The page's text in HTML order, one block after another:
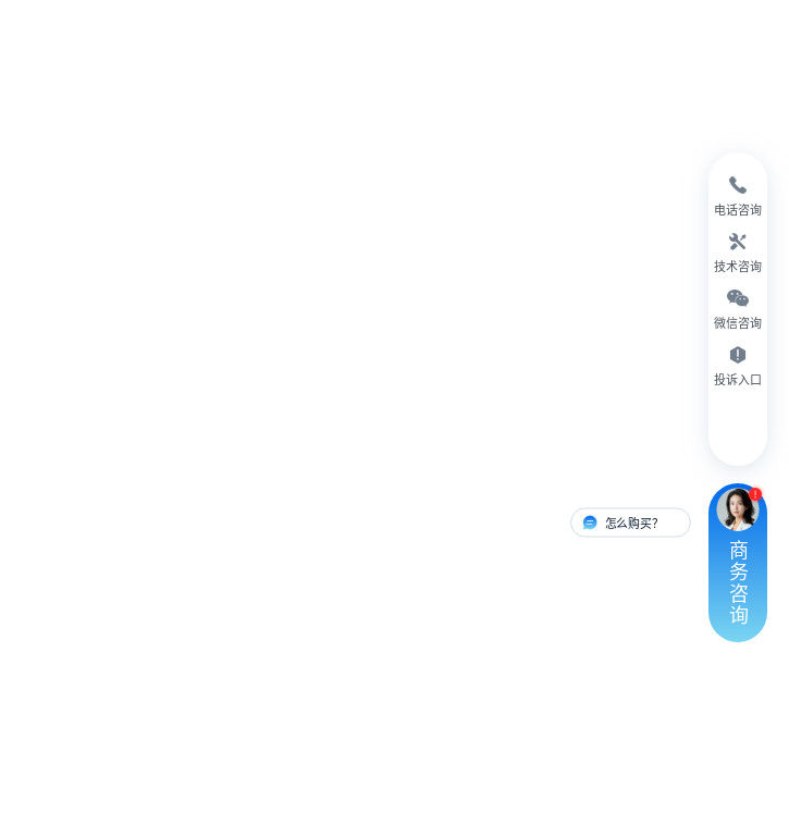
电话咨询
技术咨询
微信咨询
投诉入口
怎么购买？ 有人对接
商
务
咨
询